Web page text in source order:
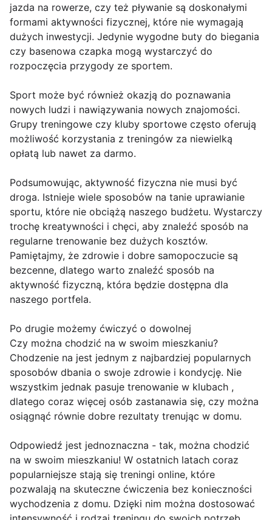
jazda na rowerze, czy też pływanie są doskonałymi
formami aktywności fizycznej, które nie wymagają
dużych inwestycji. Jedynie wygodne buty do biegania
czy basenowa czapka mogą wystarczyć do
rozpoczęcia przygody ze sportem.
Sport może być również okazją do poznawania
nowych ludzi i nawiązywania nowych znajomości.
Grupy treningowe czy kluby sportowe często oferują
możliwość korzystania z treningów za niewielką
opłatą lub nawet za darmo.
Podsumowując, aktywność fizyczna nie musi być
droga. Istnieje wiele sposobów na tanie uprawianie
sportu, które nie obciążą naszego budżetu. Wystarczy
trochę kreatywności i chęci, aby znaleźć sposób na
regularne trenowanie bez dużych kosztów.
Pamiętajmy, że zdrowie i dobre samopoczucie są
bezcenne, dlatego warto znaleźć sposób na
aktywność fizyczną, która będzie dostępna dla
naszego portfela.
Po drugie możemy ćwiczyć o dowolnej
Czy można chodzić na w swoim mieszkaniu?
Chodzenie na jest jednym z najbardziej popularnych
sposobów dbania o swoje zdrowie i kondycję. Nie
wszystkim jednak pasuje trenowanie w klubach ,
dlatego coraz więcej osób zastanawia się, czy można
osiągnąć równie dobre rezultaty trenując w domu.
Odpowiedź jest jednoznaczna - tak, można chodzić
na w swoim mieszkaniu! W ostatnich latach coraz
popularniejsze stają się treningi online, które
pozwalają na skuteczne ćwiczenia bez konieczności
wychodzenia z domu. Dzięki nim można dostosować